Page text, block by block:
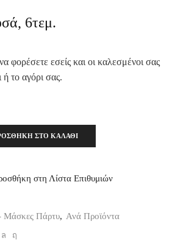
6τεμ.
φορέσετε εσείς και οι καλεσμένοι σας
ή το αγόρι σας.
ΣΤΟ ΚΑΛΆΘΙ
στη Λίστα Επιθυμιών
Μάσκες Πάρτυ, Ανά Προϊόντα